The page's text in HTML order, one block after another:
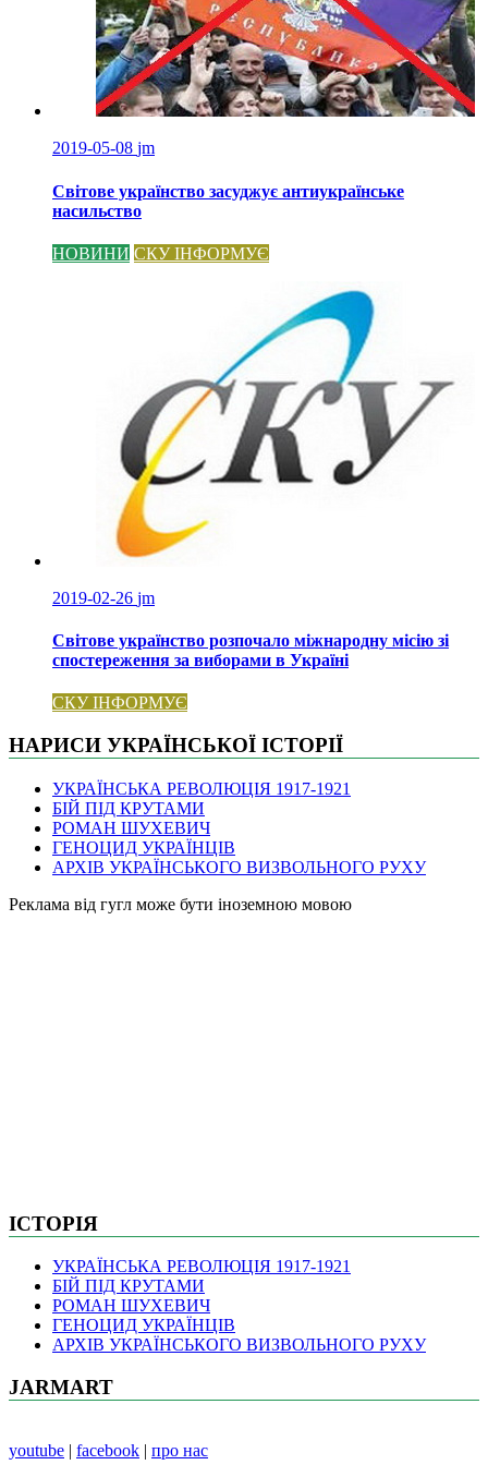
2019-05-08 jm
Світове українство засуджує антиукраїнське
насильство
НОВИНИ СКУ ІНФОРМУЄ
2019-02-26 jm
Світове українство розпочало міжнародну місію зі
спостереження за виборами в Україні
СКУ ІНФОРМУЄ
НАРИСИ УКРАЇНСЬКОЇ ІСТОРІЇ
УКРАЇНСЬКА РЕВОЛЮЦІЯ 1917-1921
БІЙ ПІД КРУТАМИ
РОМАН ШУХЕВИЧ
ГЕНОЦИД УКРАЇНЦІВ
АРХІВ УКРАЇНСЬКОГО ВИЗВОЛЬНОГО РУХУ
Pеклама від гугл може бути іноземною мовою
ІСТОРІЯ
УКРАЇНСЬКА РЕВОЛЮЦІЯ 1917-1921
БІЙ ПІД КРУТАМИ
РОМАН ШУХЕВИЧ
ГЕНОЦИД УКРАЇНЦІВ
АРХІВ УКРАЇНСЬКОГО ВИЗВОЛЬНОГО РУХУ
JARMART
youtube | facebook | про нас